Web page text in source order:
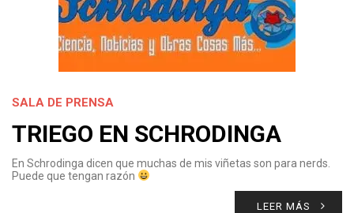
SALA DE PRENSA
TRIEGO EN SCHRODINGA
En Schrodinga dicen que muchas de mis viñetas son para nerds.
Puede que tengan razón
LEER MÁS